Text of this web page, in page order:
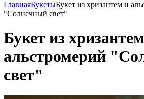
ГлавнаяБукетыБукет из хризантем и
"Солнечный свет"
Букет из
альстромерий
свет"